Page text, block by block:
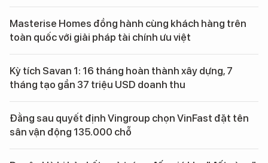
Masterise Homes đồng hành cùng khách hàng trên
toàn quốc với giải pháp tài chính ưu việt
Kỳ tích Savan 1: 16 tháng hoàn thành xây dựng, 7
tháng tạo gần 37 triệu USD doanh thu
Đằng sau quyết định Vingroup chọn VinFast đặt tên
sân vận động 135.000 chỗ